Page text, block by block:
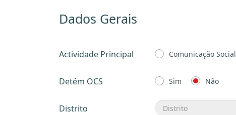
Dados Gerais
Actividade Principal Comunicação Social
Detém OCS Sim Não
Distrito